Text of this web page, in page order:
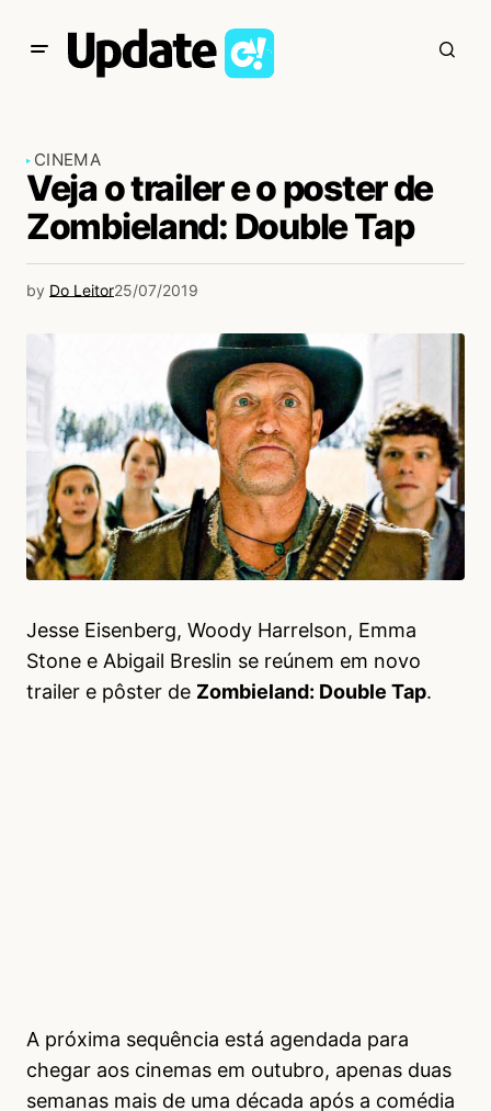
CINEMA
Veja o trailer e o poster de
Zombieland: Double Tap
by Do Leitor25/07/2019
Jesse Eisenberg, Woody Harrelson, Emma
Stone e Abigail Breslin se reúnem em novo
trailer e pôster de Zombieland: Double Tap.
A próxima sequência está agendada para
chegar aos cinemas em outubro, apenas duas
semanas mais de uma década após a comédia